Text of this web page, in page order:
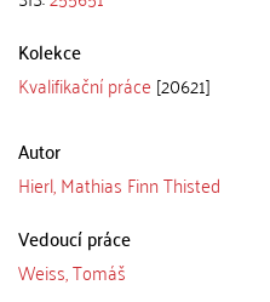
Kolekce
Kvalifikační práce [20621]
Autor
Hierl, Mathias Finn Thisted
Vedoucí práce
Weiss, Tomáš